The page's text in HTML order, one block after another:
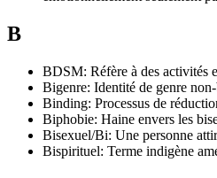
B
BDSM: Réfère à des activités
Bigenre: Identité de genre
Binding: Processus de
Biphobie: Haine envers les
Bisexuel/Bi: Une personne
Bispirituel: Terme indigène